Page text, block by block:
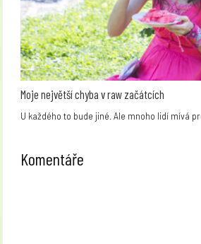
Moje největší chyba v raw začátcích
U každého to bude jiné. Ale mnoho lidí mívá
Komentáře